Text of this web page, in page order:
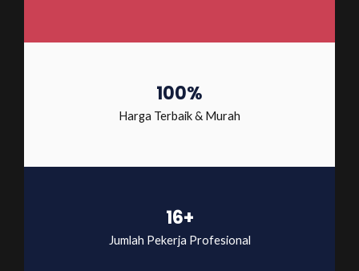
100%
Harga Terbaik & Murah
16+
Jumlah Pekerja Profesional